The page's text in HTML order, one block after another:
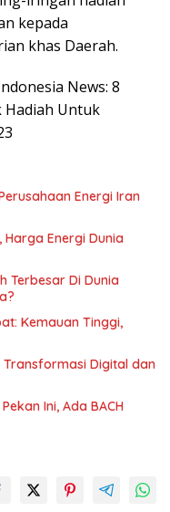
kepada
khas Daerah.
News: 8
Hadiah Untuk
Energi Iran
Energi Dunia
Terbesar Di Dunia
Kemauan Tinggi,
Transformasi Digital dan
Ini, Ada BACH